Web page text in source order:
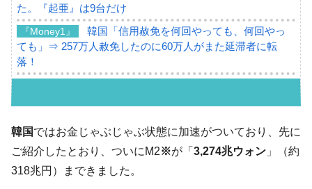
た。『起亜』は9台だけ
『Money1』
韓国「信用赦免を何回やっても、何回やっ
ても」⇒ 257万人赦免したのに60万人がまた延滞者に転
落！
『Money1』
韓国「2026年07月の輸出入」絶好調。半導
体だけで410億ドル、輸出全体の41％もある
や、若者に起業させよう」⇒ どんな雇用対策だソレ。
韓国ではお金じゃぶじゃぶ状態に加速がついており、先に
ご紹介したとおり、ついにM2※が「 3,274兆ウォン 」（約
318兆円）まできました。